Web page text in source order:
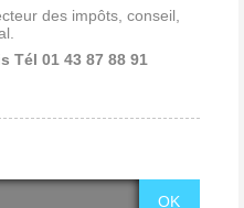
des impôts, conseil,
Tél 01 43 87 88 91